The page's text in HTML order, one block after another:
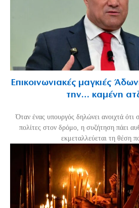
Επικοινωνιακές μαγκιές
την… καμένη
Όταν ένας υπουργός δηλώνει ανοιχτά ότι
πολίτες στον δρόμο, η συζήτηση πάει
εκμεταλλεύεται τη θέση